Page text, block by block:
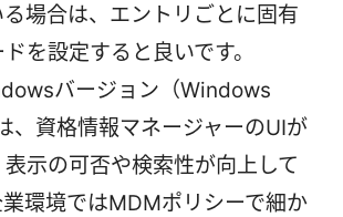
場合は、エントリごとに固有
を設定すると良いです。
バージョン（Windows
、資格情報マネージャーのUIが
示の可否や検索性が向上して
業環境ではMDMポリシーで細か